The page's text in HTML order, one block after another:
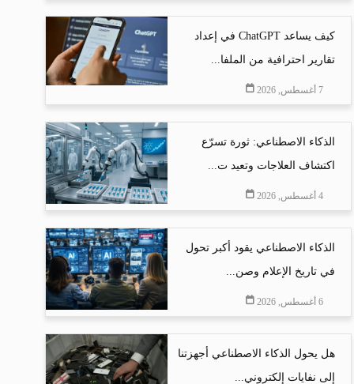
كيف يساعد ChatGPT في إعداد
تقارير احترافية من الملفا...
7 أغسطس, 2026
الذكاء الاصطناعي: ثورة تسرّع
اكتشاف العلاجات وتعيد ت...
4 أغسطس, 2026
الذكاء الاصطناعي يقود أكبر تحول
في تاريخ الإعلام وصن...
6 أغسطس, 2026
هل يحول الذكاء الاصطناعي أجهزتنا
إلى نفايات إلكتروني...